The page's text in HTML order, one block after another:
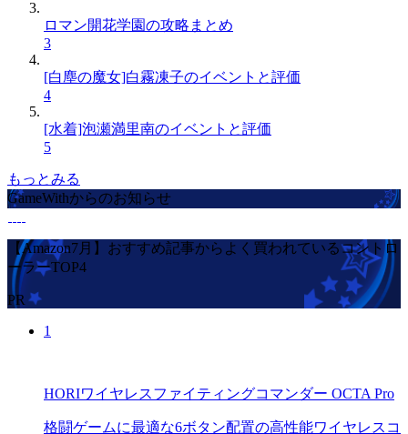
ロマン開花学園の攻略まとめ
3
[白塵の魔女]白霧凍子のイベントと評価
4
[水着]泡瀬満里南のイベントと評価
5
もっとみる
GameWithからのお知らせ
【Amazon7月】おすすめ記事からよく買われているコントロ
ーラーTOP4
PR
1
HORIワイヤレスファイティングコマンダー OCTA Pro
格闘ゲームに最適な6ボタン配置の高性能ワイヤレスコ